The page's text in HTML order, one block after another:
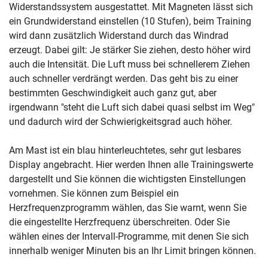
Widerstandssystem ausgestattet. Mit Magneten lässt sich
ein Grundwiderstand einstellen (10 Stufen), beim Training
wird dann zusätzlich Widerstand durch das Windrad
erzeugt. Dabei gilt: Je stärker Sie ziehen, desto höher wird
auch die Intensität. Die Luft muss bei schnellerem Ziehen
auch schneller verdrängt werden. Das geht bis zu einer
bestimmten Geschwindigkeit auch ganz gut, aber
irgendwann "steht die Luft sich dabei quasi selbst im Weg"
und dadurch wird der Schwierigkeitsgrad auch höher.
Am Mast ist ein blau hinterleuchtetes, sehr gut lesbares
Display angebracht. Hier werden Ihnen alle Trainingswerte
dargestellt und Sie können die wichtigsten Einstellungen
vornehmen. Sie können zum Beispiel ein
Herzfrequenzprogramm wählen, das Sie warnt, wenn Sie
die eingestellte Herzfrequenz überschreiten. Oder Sie
wählen eines der Intervall-Programme, mit denen Sie sich
innerhalb weniger Minuten bis an Ihr Limit bringen können.